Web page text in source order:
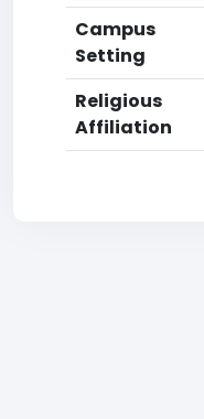
Campus
Setting
Religious
Affiliation